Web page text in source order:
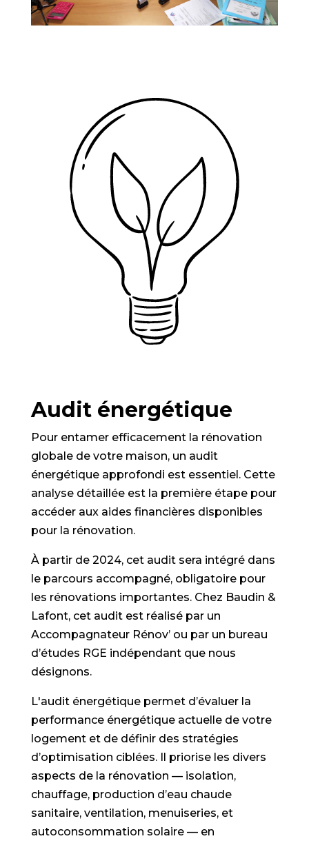
Audit énergétique
Pour entamer efficacement la rénovation
globale de votre maison, un audit
énergétique approfondi est essentiel. Cette
analyse détaillée est la première étape pour
accéder aux aides financières disponibles
pour la rénovation.
À partir de 2024, cet audit sera intégré dans
le parcours accompagné, obligatoire pour
les rénovations importantes. Chez Baudin &
Lafont, cet audit est réalisé par un
Accompagnateur Rénov’ ou par un bureau
d’études RGE indépendant que nous
désignons.
L'audit énergétique permet d’évaluer la
performance énergétique actuelle de votre
logement et de définir des stratégies
d’optimisation ciblées. Il priorise les divers
aspects de la rénovation — isolation,
chauffage, production d’eau chaude
sanitaire, ventilation, menuiseries, et
autoconsommation solaire — en